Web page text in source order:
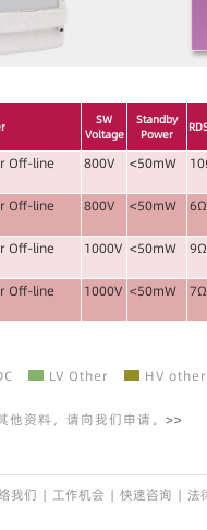
SW
Voltage
Standby
Power
Off-line
800V <50mW
Off-line
800V <50mW 6Ω
Off-line
1000V <50mW 9Ω
Off-line
1000V <50mW 7Ω
LV Other HV other
资料，请向我们申请。 >>
法
快速咨询 |
| 工作机会 |
我们